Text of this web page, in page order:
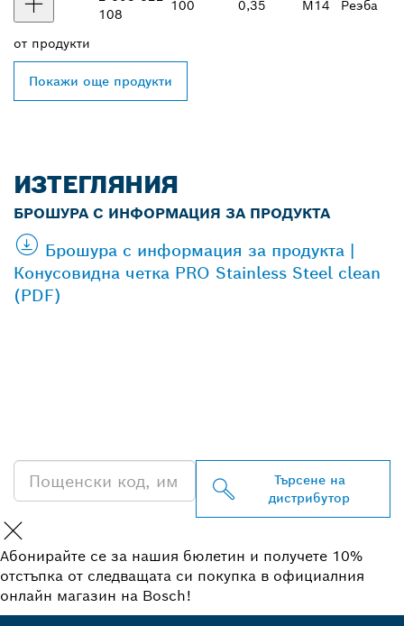
108
100 0,35 M14 Реэба
от продукти
Покажи още продукти
ИЗТЕГЛЯНИЯ
БРОШУРА С ИНФОРМАЦИЯ ЗА ПРОДУКТА
Брошура с информация за продукта |
Конусовидна четка PRO Stainless Steel clean
(PDF)
Търсене на
дистрибутор
Абонирайте се за нашия бюлетин и получете 10%
отстъпка от следващата си покупка в официалния
онлайн магазин на Bosch!